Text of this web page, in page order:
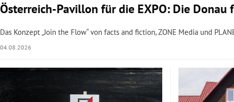
Österreich-Pavillon für die EXPO: Die
Das Konzept „Join the Flow“ von facts and fiction, ZONE Media und
04.08.2026